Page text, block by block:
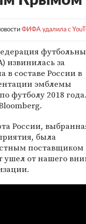
ФИФА удалила с
извинилась за
в составе России в
эмблемы
футболу 2018 года.
России,
была
поставщиком
ушел от нашего